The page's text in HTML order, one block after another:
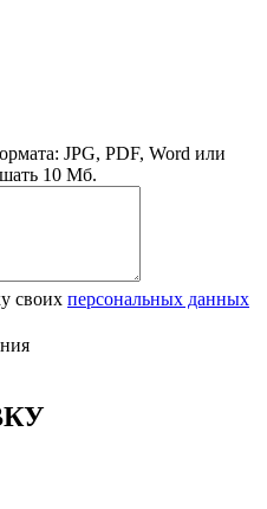
JPG, PDF, Word или
10 Мб.
своих персональных данных